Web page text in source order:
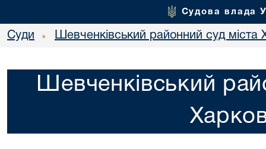
Судова влада
Суди • Шевченківський районний суд міста
Шевченківський